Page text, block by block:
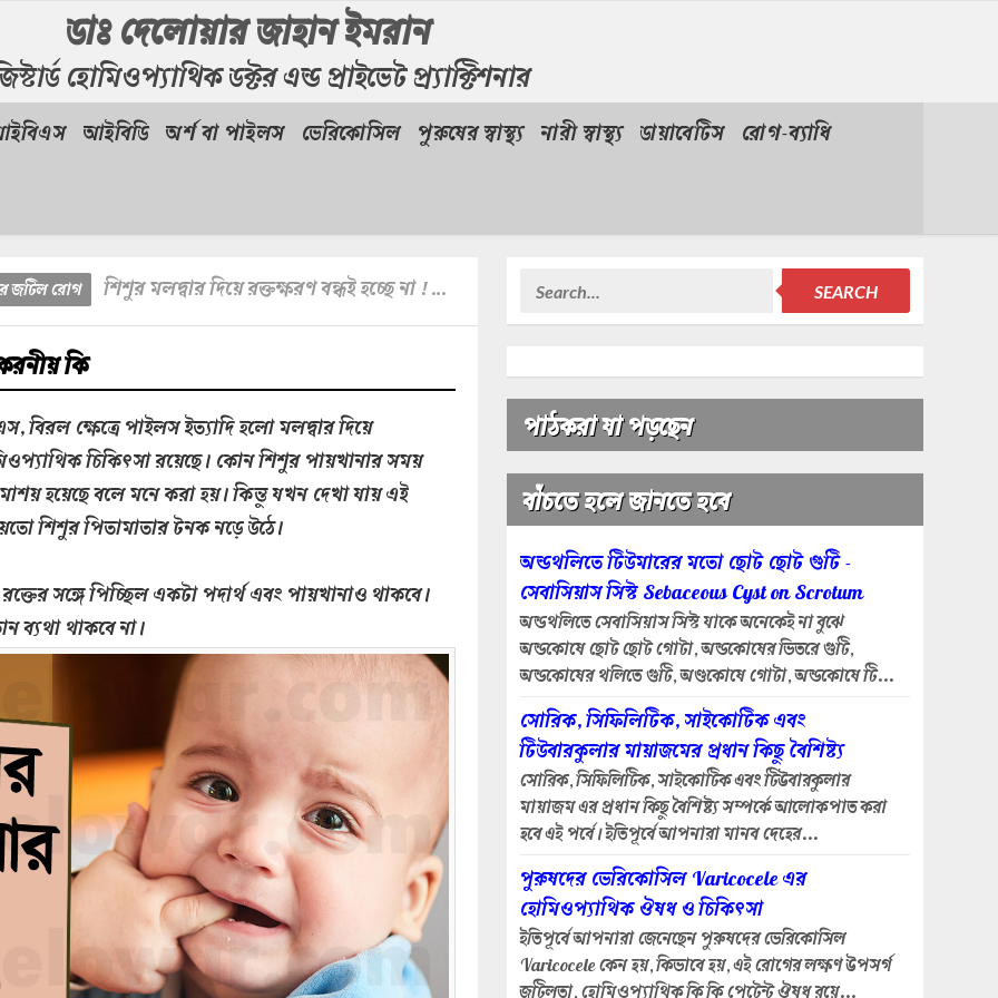
ডাঃ দেলোয়ার জাহান ইমরান
হোমিওপ্যাথিক ডক্টর এন্ড প্রাইভেট প্র্যাক্টিশনার
আইবিডি অর্শ বা পাইলস ভেরিকোসিল পুরুষের স্বাস্থ্য নারী স্বাস্থ্য ডায়াবেটিস রোগ-ব্যাধি
জটিল রোগ শিশুর মলদ্বার দিয়ে রক্তক্ষরণ বন্ধই হচ্ছে না ! করনীয় কি
কি
ক্ষেত্রে পাইলস ইত্যাদি হলো মলদ্বার দিয়ে
চিকিৎসা রয়েছে। কোন শিশুর পায়খানার সময়
হয়েছে বলে মনে করা হয়। কিন্তু যখন দেখা যায় এই
শিশুর পিতামাতার টনক নড়ে উঠে।
সঙ্গে পিচ্ছিল একটা পদার্থ এবং পায়খানাও থাকবে।
ব্যথা থাকবে না।
SEARCH
পাঠকরা যা পড়ছেন
বাঁচতে হলে জানতে হবে
অন্ডথলিতে টিউমারের মতো ছোট ছোট গুটি -
সেবাসিয়াস সিস্ট Sebaceous Cyst on Scrotum
অন্ডথলিতে সেবাসিয়াস সিস্ট যাকে অনেকেই না বুঝে
অন্ডকোষে ছোট ছোট গোটা, অন্ডকোষের ভিতরে গুটি,
অন্ডকোষের থলিতে গুটি, অণ্ডকোষে গোটা, অন্ডকোষে টি...
সোরিক, সিফিলিটিক, সাইকোটিক এবং
টিউবারকুলার মায়াজমের প্রধান কিছু বৈশিষ্ট্য
সোরিক, সিফিলিটিক, সাইকোটিক এবং টিউবারকুলার
মায়াজম এর প্রধান কিছু বৈশিষ্ট্য সম্পর্কে আলোকপাত করা
হবে এই পর্বে। ইতিপূর্বে আপনারা মানব দেহের...
পুরুষদের ভেরিকোসিল Varicocele এর
হোমিওপ্যাথিক ঔষধ ও চিকিৎসা
ইতিপূর্বে আপনারা জেনেছেন পুরুষদের ভেরিকোসিল
Varicocele কেন হয়, কিভাবে হয়, এই রোগের লক্ষণ উপসর্গ